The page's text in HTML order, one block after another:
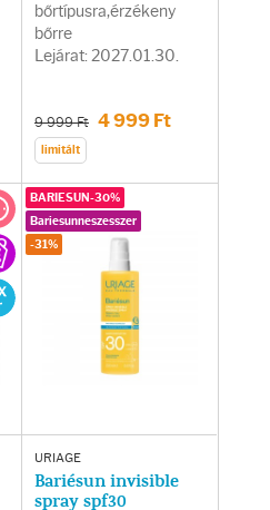
bőrtípusra,érzékeny
bőrre
Lejárat: 2027.01.30.
9 999 Ft 4 999 Ft
limitált
URIAGE
Bariésun invisible
spray spf30
BARIESUN-30%
Bariesunneszesszer
-31%